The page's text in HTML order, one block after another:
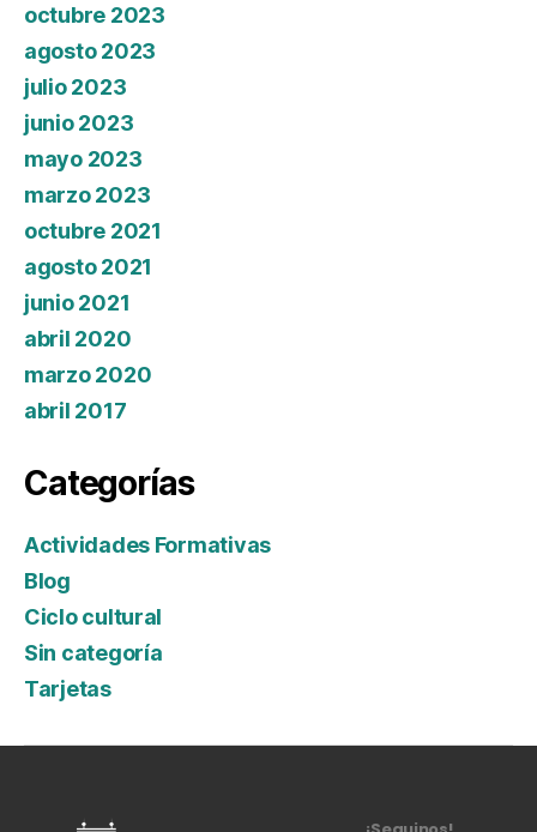
octubre 2023
agosto 2023
julio 2023
junio 2023
mayo 2023
marzo 2023
octubre 2021
agosto 2021
junio 2021
abril 2020
marzo 2020
abril 2017
Categorías
Actividades Formativas
Blog
Ciclo cultural
Sin categoría
Tarjetas